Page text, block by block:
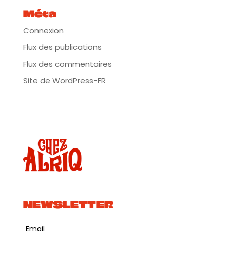
Méta
Connexion
Flux des publications
Flux des commentaires
Site de WordPress-FR
NEWSLETTER
Email